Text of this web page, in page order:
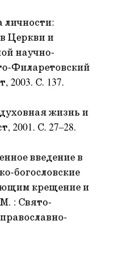
личности:
Церкви и
научно-
Филаретовский
2003. С. 137.
жизнь и
2001. С. 27–28.
введение в
богословские
крещение и
: Свято-